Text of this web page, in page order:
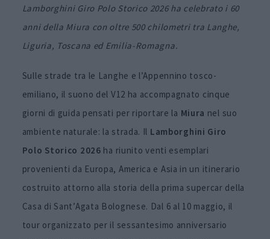
Lamborghini Giro Polo Storico 2026 ha celebrato i 60
anni della Miura con oltre 500 chilometri tra Langhe,
Liguria, Toscana ed Emilia-Romagna.
Sulle strade tra le Langhe e l’Appennino tosco-
emiliano, il suono del V12 ha accompagnato cinque
giorni di guida pensati per riportare la Miura nel suo
ambiente naturale: la strada. Il Lamborghini Giro
Polo Storico 2026 ha riunito venti esemplari
provenienti da Europa, America e Asia in un itinerario
costruito attorno alla storia della prima supercar della
Casa di Sant’Agata Bolognese. Dal 6 al 10 maggio, il
tour organizzato per il sessantesimo anniversario